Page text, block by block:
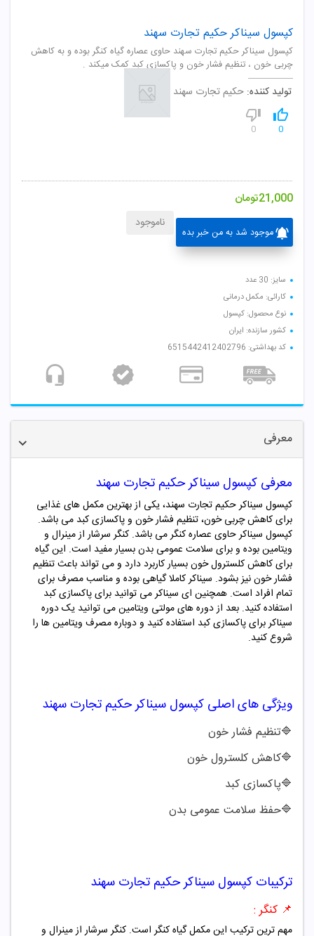
کپسول سیناکر حکیم تجارت سهند
کپسول سیناکر حکیم تجارت سهند حاوی عصاره گیاه کنگر بوده و به کاهش
چربی خون ، تنظیم فشار خون و پاکسازی کبد کمک میکند .
تولید کننده: حکیم تجارت سهند
0
0
21,000تومان
موجود شد به من خبر بده
ناموجود
سایز: 30 عدد
کارائی: مکمل درمانی
نوع محصول: کپسول
کشور سازنده: ایران
کد بهداشتی: 6515442412402796
معرفی
معرفی کپسول سیناکر حکیم تجارت سهند
کپسول سیناکر حکیم تجارت سهند، یکی از بهترین مکمل های غذایی
برای کاهش چربی خون، تنظیم فشار خون و پاکسازی کبد می باشد.
کپسول سیناکر حاوی عصاره کنگر می باشد. کنگر سرشار از مینرال و
ویتامین بوده و برای سلامت عمومی بدن بسیار مفید است. این گیاه
برای کاهش کلسترول خون بسیار کاربرد دارد و می تواند باعث تنظیم
فشار خون نیز بشود. سیناکر کاملا گیاهی بوده و مناسب مصرف برای
تمام افراد است. همچنین ای سیناکر می توانید برای پاکسازی کبد
استفاده کنید. بعد از دوره های مولتی ویتامین می توانید یک دوره
سیناکر برای پاکسازی کبد استفاده کنید و دوباره مصرف ویتامین ها را
شروع کنید.
ویژگی های اصلی کپسول سیناکر حکیم تجارت سهند
🔷تنظیم فشار خون
🔷کاهش کلسترول خون
🔷پاکسازی کبد
🔷حفظ سلامت عمومی بدن
ترکیبات کپسول سیناکر حکیم تجارت سهند
📌 کنگر :
مهم ترین ترکیب این مکمل گیاه کنگر است. کنگر سرشار از مینرال و